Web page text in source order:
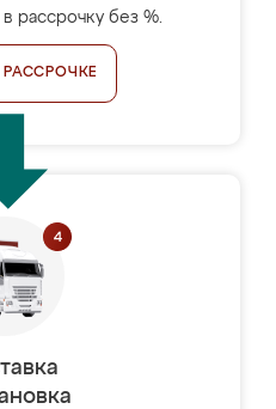
рассрочку без %.